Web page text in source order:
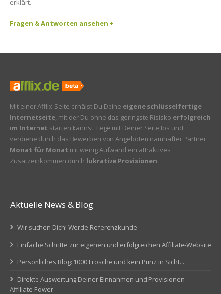
erklärt.
Fragen & Antworten ansehen +
Mit einer Afflix-Seite erhälst Du Deine eigene schlüsselfertige
Internetseite, mit der Du ohne das geringste Risisko erfolgreich
im Internet starten kannst. Lege mit Deiner Seite los und
verdiene durch das Bewerben von Angeboten namhafter Partner
Monat für Monat mit wenig Aufwand ein attraktives
Zusatzeinkommen durch lukrative Provisionen.
Aktuelle News & Blog
Wir suchen Dich! Werde Referenzkunde
Einfache Schritte zur eigenen und erfolgreichen Affiliate-Website
Persönliches Blog: 1000 Frösche und kein Prinz in Sicht...
Direkte Auswertung Deiner Einnahmen und Provisionen -
Affiliate Power